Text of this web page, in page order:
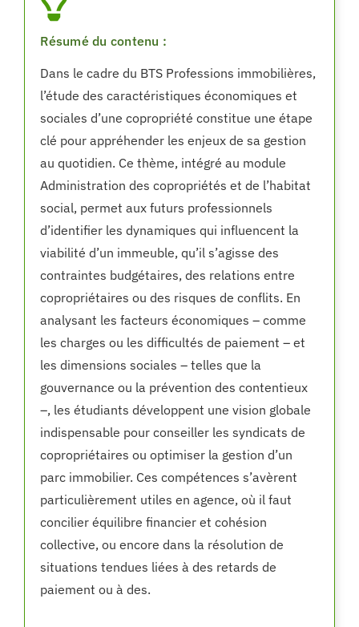
Résumé du contenu :
Dans le cadre du BTS Professions immobilières,
l’étude des caractéristiques économiques et
sociales d’une copropriété constitue une étape
clé pour appréhender les enjeux de sa gestion
au quotidien. Ce thème, intégré au module
Administration des copropriétés et de l’habitat
social, permet aux futurs professionnels
d’identifier les dynamiques qui influencent la
viabilité d’un immeuble, qu’il s’agisse des
contraintes budgétaires, des relations entre
copropriétaires ou des risques de conflits. En
analysant les facteurs économiques – comme
les charges ou les difficultés de paiement – et
les dimensions sociales – telles que la
gouvernance ou la prévention des contentieux
–, les étudiants développent une vision globale
indispensable pour conseiller les syndicats de
copropriétaires ou optimiser la gestion d’un
parc immobilier. Ces compétences s’avèrent
particulièrement utiles en agence, où il faut
concilier équilibre financier et cohésion
collective, ou encore dans la résolution de
situations tendues liées à des retards de
paiement ou à des.